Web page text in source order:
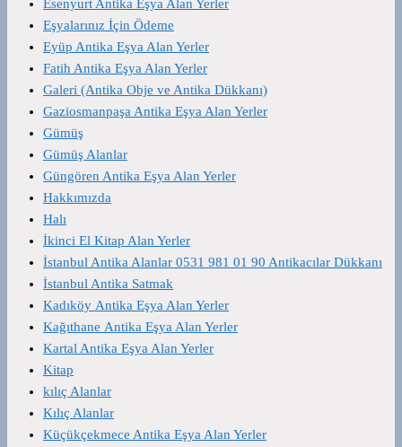
Esenyurt Antika Eşya Alan Yerler
Eşyalarınız İçin Ödeme
Eyüp Antika Eşya Alan Yerler
Fatih Antika Eşya Alan Yerler
Galeri (Antika Obje ve Antika Dükkanı)
Gaziosmanpaşa Antika Eşya Alan Yerler
Gümüş
Gümüş Alanlar
Güngören Antika Eşya Alan Yerler
Hakkımızda
Halı
İkinci El Kitap Alan Yerler
İstanbul Antika Alanlar 0531 981 01 90 Antikacılar Dükkanı
İstanbul Antika Satmak
Kadıköy Antika Eşya Alan Yerler
Kağıthane Antika Eşya Alan Yerler
Kartal Antika Eşya Alan Yerler
Kitap
kılıç Alanlar
Kılıç Alanlar
Küçükçekmece Antika Eşya Alan Yerler